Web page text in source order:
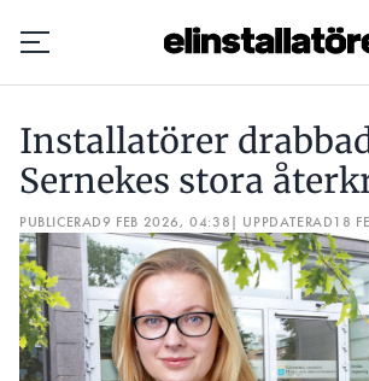
Prenumerera
Hantera
Lediga jobb
Annonsera
Installatörer
Sernekes stora
PUBLICERAD9 FEB 2026, 04:38| UPPDATERAD18